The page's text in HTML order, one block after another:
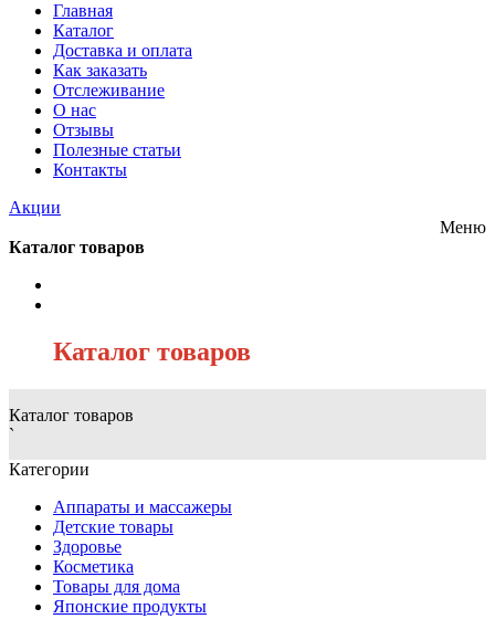
Главная
Каталог
Доставка и оплата
Как заказать
Отслеживание
О нас
Отзывы
Полезные статьи
Контакты
Акции
Меню
Каталог товаров
Каталог товаров
Каталог товаров
`
Категории
Аппараты и массажеры
Детские товары
Здоровье
Косметика
Товары для дома
Японские продукты